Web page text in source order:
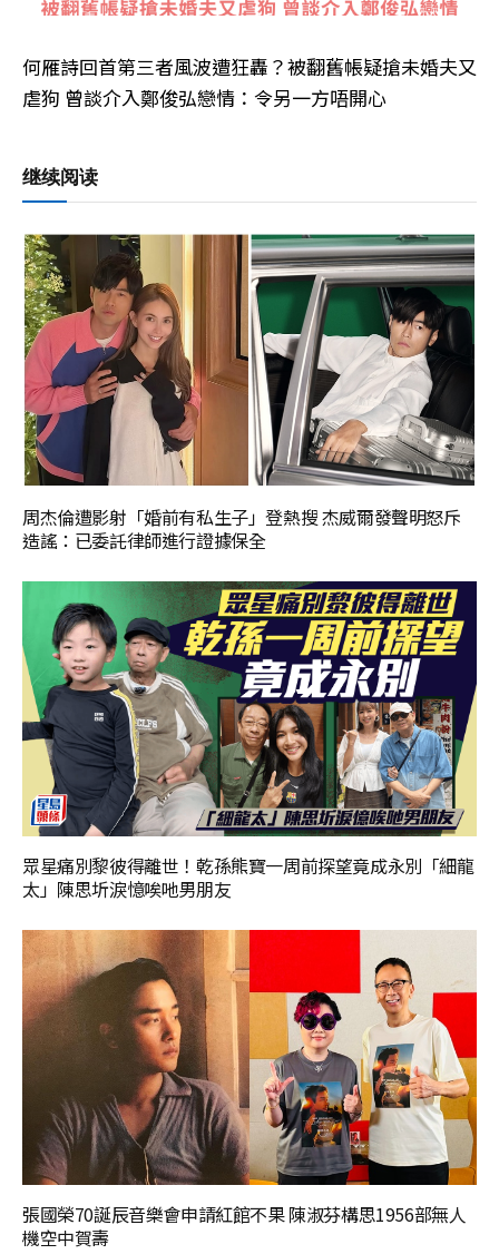
何雁詩回首第三者風波遭狂轟？被翻舊帳疑搶未婚夫又
虐狗 曾談介入鄭俊弘戀情：令另一方唔開心
继续阅读
周杰倫遭影射「婚前有私生子」登熱搜 杰威爾發聲明怒斥
造謠：已委託律師進行證據保全
眾星痛別黎彼得離世！乾孫熊寶一周前探望竟成永別「細龍
太」陳思圻淚憶唉吔男朋友
張國榮70誕辰音樂會申請紅館不果 陳淑芬構思1956部無人
機空中賀壽